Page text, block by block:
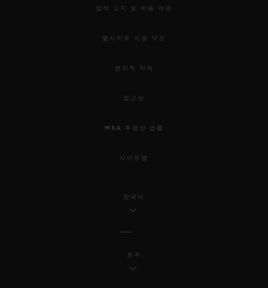
법적 고지 및 이용 약관
웹사이트 이용 약관
윤리적 약속
접근성
MSA 투명성 법률
사이트맵
한국어
호주